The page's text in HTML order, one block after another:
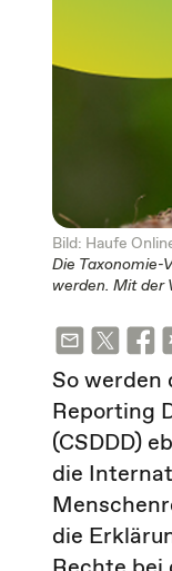
Bild: Haufe
Die Taxonomie-
werden. Mit der
So werden
Reporting
(CSDDD)
die
die